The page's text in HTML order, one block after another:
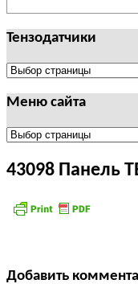
И
ТЕРМИНАЛЫ
МАССА-
Тензодатчики
Тензодатчики
Меню сайта
Меню
43098 Панель
Добавить